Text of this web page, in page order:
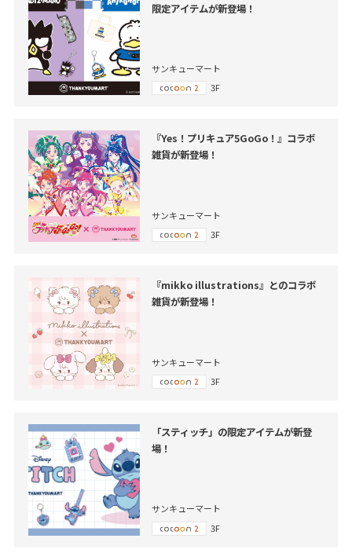
限定アイテムが新登場！
サンキューマート
3F
『Yes！プリキュア5GoGo！』コラボ
雑貨が新登場！
サンキューマート
3F
『mikko illustrations』とのコラボ
雑貨が新登場！
サンキューマート
3F
「スティッチ」の限定アイテムが新登
場！
サンキューマート
3F